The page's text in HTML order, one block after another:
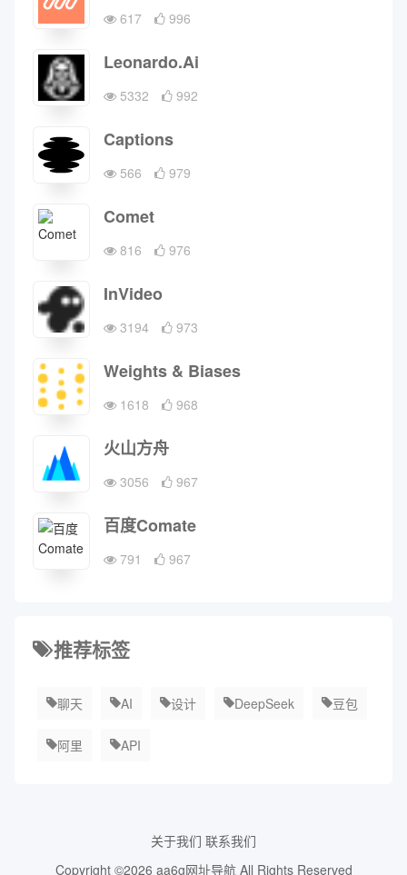
617 996
Leonardo.Ai
5332 992
Captions
566 979
Comet
816 976
InVideo
3194 973
Weights & Biases
1618 968
火山方舟
3056 967
百度Comate
791 967
推荐标签
聊天 AI 设计 DeepSeek 豆包
阿里 API
关于我们 联系我们
Copyright ©2026 aa6g网址导航All Rights Reserved